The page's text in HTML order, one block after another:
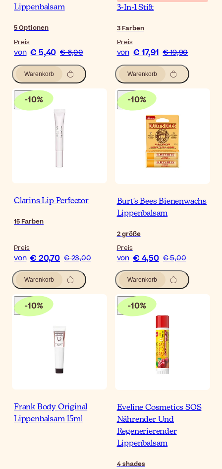
Lippenbalsam
5Optionen
Preis
von € 5,40 € 6,00
Warenkorb
3-In-1 Stift
3 Farben
Preis
von € 17,91 € 19,90
Warenkorb
-10%
Clarins Lip Perfector
15 Farben
Preis
von € 20,70 € 23,00
Warenkorb
-10%
Burt's Bees Bienenwachs
Lippenbalsam
2größe
Preis
von € 4,50 € 5,00
Warenkorb
-10%
Frank Body Original
Lippenbalsam 15ml
-10%
Eveline Cosmetics SOS
Nährender Und
Regenerierender
Lippenbalsam
4shades